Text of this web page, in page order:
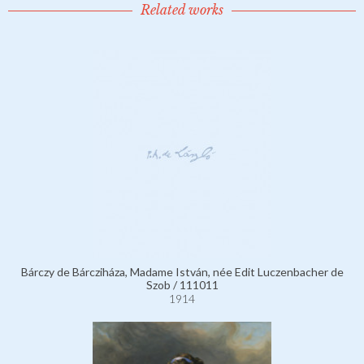
Related works
Bárczy de Bárcziháza, Madame István, née Edit Luczenbacher de
Szob / 111011
1914